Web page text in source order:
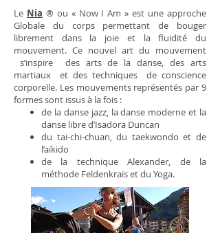
Le Nia ® ou « Now I Am » est une approche
Globale du corps permettant de bouger
librement dans la joie et la fluidité du
mouvement. Ce nouvel art du mouvement
s’inspire des arts de la danse, des arts
martiaux et des techniques de conscience
corporelle. Les mouvements représentés par 9
formes sont issus à la fois :
de la danse jazz, la danse moderne et la
danse libre d’Isadora Duncan
du tai-chi-chuan, du taekwondo et de
l’aïkido
de la technique Alexander, de la
méthode Feldenkrais et du Yoga.